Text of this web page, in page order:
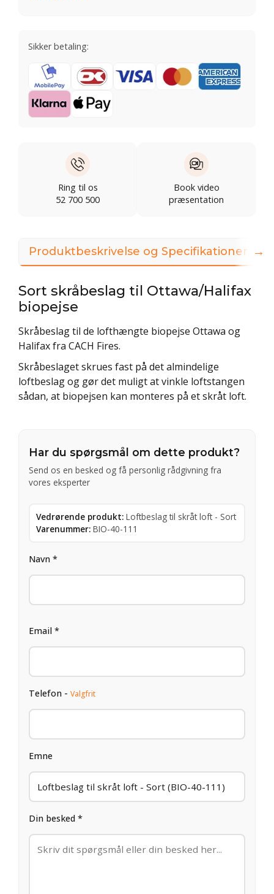
Sikker betaling:
Ring til os
52 700 500
Book video
præsentation
Produktbeskrivelse og Specifikationer
Sort skråbeslag til Ottawa/Halifax
biopejse
Skråbeslag til de lofthængte biopejse Ottawa og
Halifax fra CACH Fires.
Skråbeslaget skrues fast på det almindelige
loftbeslag og gør det muligt at vinkle loftstangen
sådan, at biopejsen kan monteres på et skråt loft.
Har du spørgsmål om dette produkt?
Send os en besked og få personlig rådgivning fra
vores eksperter
Vedrørende produkt: Loftbeslag til skråt loft - Sort
Varenummer: BIO-40-111
Navn *
Email *
Telefon - Valgfrit
Emne
Din besked *
→